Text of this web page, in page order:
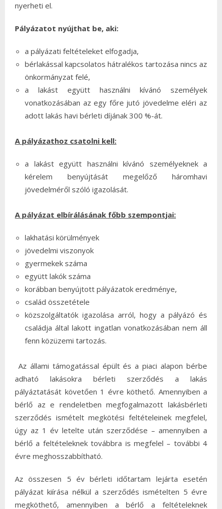
nyerheti el.
Pályázatot nyújthat be, aki:
a pályázati feltételeket elfogadja,
bérlakással kapcsolatos hátralékos tartozása nincs az
önkormányzat felé,
a lakást együtt használni kívánó személyek
vonatkozásában az egy főre jutó jövedelme eléri az
adott lakás havi bérleti díjának 300 %-át.
A pályázathoz csatolni kell:
a lakást együtt használni kívánó személyeknek a
kérelem benyújtását megelőző háromhavi
jövedelméről szóló igazolását.
A pályázat elbírálásának főbb szempontjai:
lakhatási körülmények
jövedelmi viszonyok
gyermekek száma
együtt lakók száma
korábban benyújtott pályázatok eredménye,
család összetétele
közszolgáltatók igazolása arról, hogy a pályázó és
családja által lakott ingatlan vonatkozásában nem áll
fenn közüzemi tartozás.
Az állami támogatással épült és a piaci alapon bérbe
adható lakásokra bérleti szerződés a lakás
pályáztatását követően 1 évre köthető. Amennyiben a
bérlő az e rendeletben megfogalmazott lakásbérleti
szerződés ismételt megkötési feltételeinek megfelel,
úgy az 1 év letelte után szerződése – amennyiben a
bérlő a feltételeknek továbbra is megfelel – további 4
évre meghosszabbítható.
Az összesen 5 év bérleti időtartam lejárta esetén
pályázat kiírása nélkül a szerződés ismételten 5 évre
megköthető, amennyiben a bérlő a feltételeknek